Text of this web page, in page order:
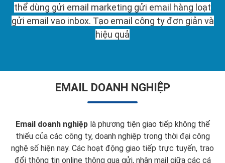
thể dùng gửi email marketing gửi email hàng loạt
gửi email vao inbox. Tạo email công ty đơn giản và
hiệu quả
EMAIL DOANH NGHIỆP
Email doanh nghiệp là phương tiện giao tiếp không thể
thiếu của các công ty, doanh nghiệp trong thời đại công
nghệ số hiện nay. Các hoạt động giao tiếp trực tuyến, trao
đổi thông tin online thông qua gửi, nhận mail giữa các cá